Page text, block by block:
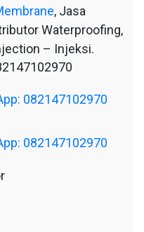
, Jasa
Waterproofing,
– Injeksi.
082147102970
082147102970